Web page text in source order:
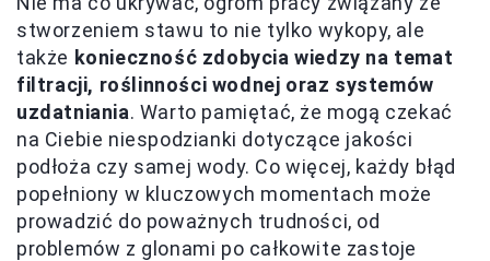
stworzeniem stawu to nie tylko wykopy, ale
także konieczność zdobycia wiedzy na temat
filtracji, roślinności wodnej oraz systemów
uzdatniania. Warto pamiętać, że mogą czekać
na Ciebie niespodzianki dotyczące jakości
podłoża czy samej wody. Co więcej, każdy błąd
popełniony w kluczowych momentach może
prowadzić do poważnych trudności, od
problemów z glonami po całkowite zastoje